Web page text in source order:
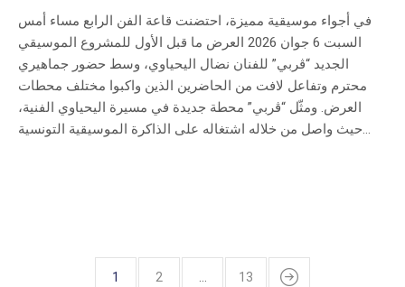
في أجواء موسيقية مميزة، احتضنت قاعة الفن الرابع مساء أمس
السبت 6 جوان 2026 العرض ما قبل الأول للمشروع الموسيقي
الجديد “ڤربي” للفنان نضال اليحياوي، وسط حضور جماهيري
محترم وتفاعل لافت من الحاضرين الذين واكبوا مختلف محطات
العرض. ومثّل “ڤربي” محطة جديدة في مسيرة اليحياوي الفنية،
حيث واصل من خلاله اشتغاله على الذاكرة الموسيقية التونسية...
1 2 … 13